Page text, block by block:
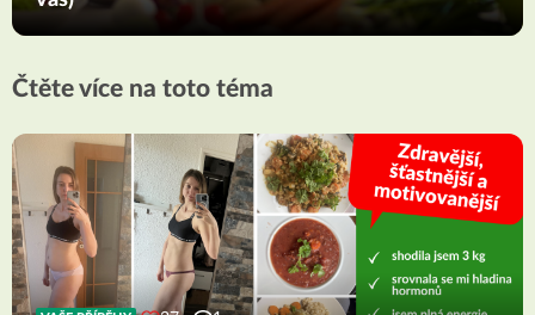
Čtěte více na toto téma